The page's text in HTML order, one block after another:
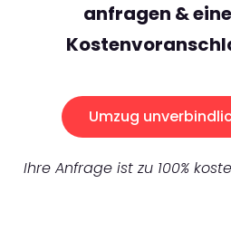
anfragen &
Umzug
Ihre Anfrage ist zu 100%